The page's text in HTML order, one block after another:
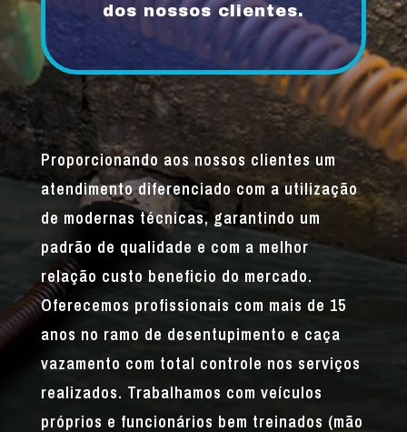
dos nossos clientes.
Proporcionando aos nossos clientes um
atendimento diferenciado com a utilização
de modernas técnicas, garantindo um
padrão de qualidade e com a melhor
relação custo beneficio do mercado.
Oferecemos profissionais com mais de 15
anos no ramo de desentupimento e caça
vazamento com total controle nos serviços
realizados. Trabalhamos com veículos
próprios e funcionários bem treinados (mão